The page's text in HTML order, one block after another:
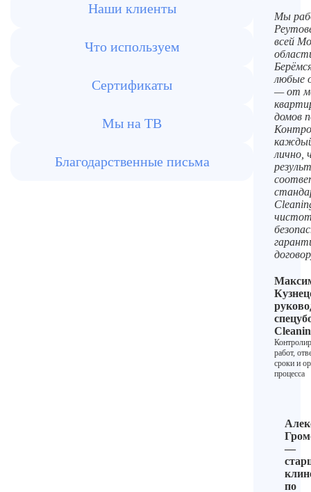
Наши клиенты
Что используем
Сертификаты
Мы на ТВ
Благодарственные письма
Мы
всей
любые
— от
домов
лично,
работ,
сроки и
процесса
—
по